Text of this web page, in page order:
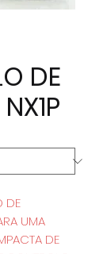
DE
DE
UMA
DE